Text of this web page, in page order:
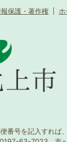
保護・著作権
便番号を記入すれば